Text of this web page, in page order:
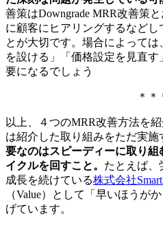
善策はDowngrade MRR改善策
に顧客にヒアリングするなどし
とが大切です。場合によって
を設ける」「価格設定を見直
要になるでしょう
＊＊
以上、４つのMRR改善方法を
は紹介した取り組みをただ実施
要なのはスピーディーに取り
イクルを回すこと。 たとえば、
成長を続けている株式会社
（Value）として「早いほうが
げています。